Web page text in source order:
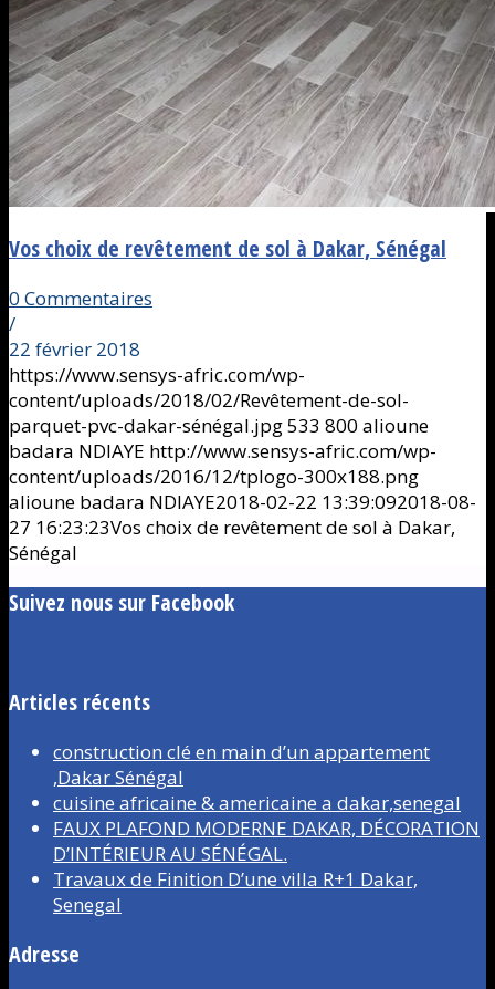
Vos choix de revêtement de sol à Dakar, Sénégal
0 Commentaires
/
22 février 2018
https://www.sensys-afric.com/wp-
content/uploads/2018/02/Revêtement-de-sol-
parquet-pvc-dakar-sénégal.jpg533 800 alioune
badara NDIAYE http://www.sensys-afric.com/wp-
content/uploads/2016/12/tplogo-300x188.png
alioune badara NDIAYE2018-02-22 13:39:092018-08-
27 16:23:23Vos choix de revêtement de sol à Dakar,
Sénégal
Suivez nous sur Facebook
Articles récents
construction clé en main d’un appartement
,Dakar Sénégal
cuisine africaine & americaine a dakar,senegal
FAUX PLAFOND MODERNE DAKAR, DÉCORATION
D’INTÉRIEUR AU SÉNÉGAL.
Travaux de Finition D’une villa R+1 Dakar,
Senegal
Adresse